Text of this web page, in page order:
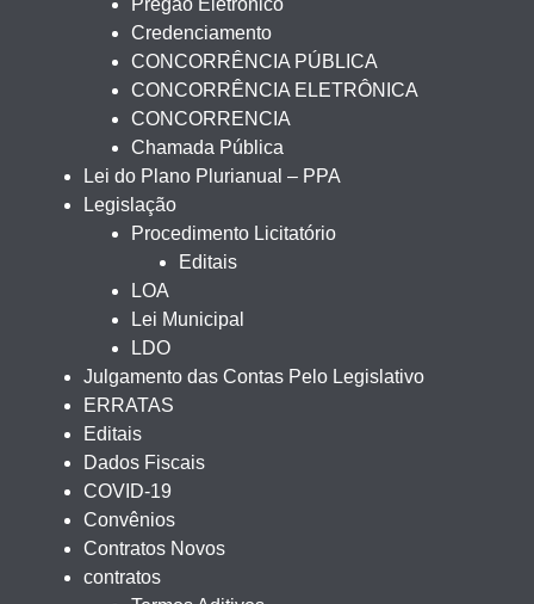
Pregão Eletrônico
Credenciamento
CONCORRÊNCIA PÚBLICA
CONCORRÊNCIA ELETRÔNICA
CONCORRENCIA
Chamada Pública
Lei do Plano Plurianual – PPA
Legislação
Procedimento Licitatório
Editais
LOA
Lei Municipal
LDO
Julgamento das Contas Pelo Legislativo
ERRATAS
Editais
Dados Fiscais
COVID-19
Convênios
Contratos Novos
contratos